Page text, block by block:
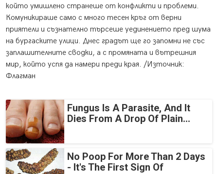
който умишлено странеше от конфликти и проблеми.
Комуникираше само с много тесен кръг от верни
приятели и съзнателно търсеше уединението пред шума
на бургаските улици. Днес градът ще го запомни не със
заплашителните сводки, а с промяната и вътрешния
мир, който успя да намери преди края. /Източник:
Флагман
Fungus Is A Parasite, And It
Dies From A Drop Of Plain...
No Poop For More Than 2 Days
- It's The First Sign Of